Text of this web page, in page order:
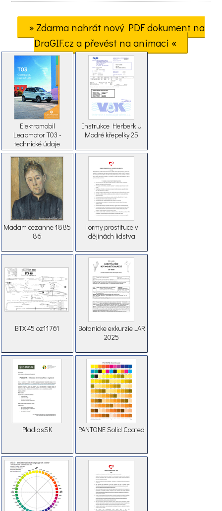
» Zdarma nahrát nový PDF dokument na
DraGIF.cz a převést na animaci «
Elektromobil
Leapmotor T03 -
technické údaje
Instrukce Herberk U
Modré křepelky 25
Madam cezanne 1885
86
Formy prostituce v
dějinách lidstva
BTX 45 oz11761
Botanicke exkurzie JAR
2025
PladiasSK PANTONE Solid Coated